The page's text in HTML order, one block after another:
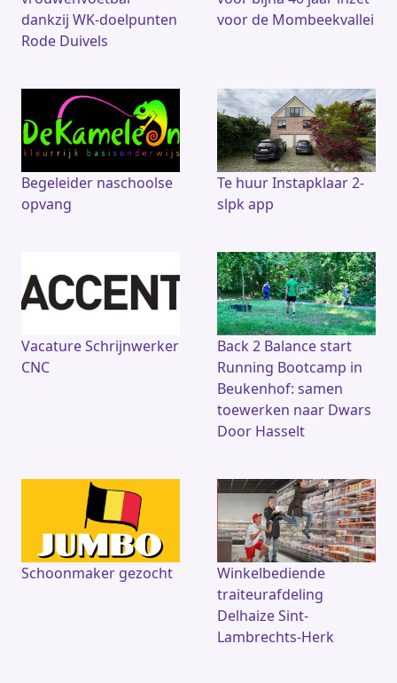
dankzij WK-doelpunten
Rode Duivels
voor de Mombeekvallei
Begeleider naschoolse
opvang
Te huur Instapklaar 2-
slpk app
Vacature Schrijnwerker
CNC
Back 2 Balance start
Running Bootcamp in
Beukenhof: samen
toewerken naar Dwars
Door Hasselt
Schoonmaker gezocht
Winkelbediende
traiteurafdeling
Delhaize Sint-
Lambrechts-Herk